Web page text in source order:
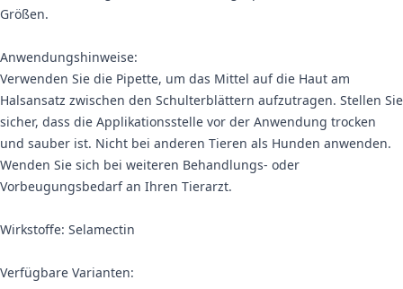
Größen.
Anwendungshinweise:
Verwenden Sie die Pipette, um das Mittel auf die Haut am
Halsansatz zwischen den Schulterblättern aufzutragen. Stellen Sie
sicher, dass die Applikationsstelle vor der Anwendung trocken
und sauber ist. Nicht bei anderen Tieren als Hunden anwenden.
Wenden Sie sich bei weiteren Behandlungs- oder
Vorbeugungsbedarf an Ihren Tierarzt.
Wirkstoffe: Selamectin
Verfügbare Varianten: